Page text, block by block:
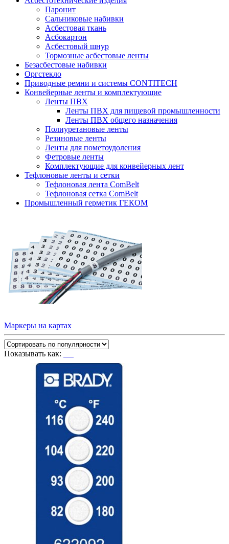
Паронит
Сальниковые набивки
Асбестовая ткань
Асбокартон
Асбестовый шнур
Тормозные асбестовые ленты
Безасбестовые набивки
Оргстекло
Приводные ремни и системы CONTITECH
Конвейерные ленты и комплектующие
Ленты ПВХ
Ленты ПВХ для пищевой промышленности
Ленты ПВХ общего назначения
Полиуретановые ленты
Резиновые ленты
Ленты для пометоудоления
Фетровые ленты
Комплектующие для конвейерных лент
Тефлоновые ленты и сетки
Тефлоновая лента ComBelt
Тефлоновая сетка ComBelt
Промышленный герметик ГЕКОМ
Маркеры на картах
Показывать как: